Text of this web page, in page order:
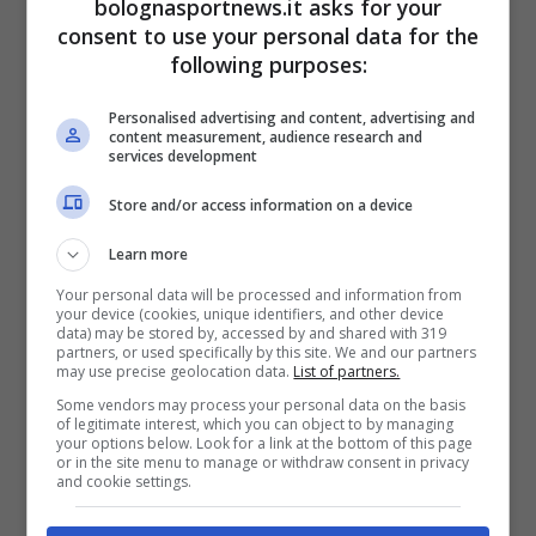
Per me sbaglia Meraviglia
mandarlo al VAR in finale di
Coppa Italia) che non
interviene per un gesto
molto più chiaro di quello di
Kalulu su Castellanos come
quello di Beukema su
Gabbia. Il difensore del
Bologna era da rosso.
bolognasportnews.it asks for your
consent to use your personal data for the
following purposes:
Personalised advertising and content, advertising and
content measurement, audience research and
services development
Store and/or access information on a device
Learn more
Your personal data will be processed and information from
your device (cookies, unique identifiers, and other device
data) may be stored by, accessed by and shared with 319
partners, or used specifically by this site. We and our partners
may use precise geolocation data. List of partners.
Some vendors may process your personal data on the basis
of legitimate interest, which you can object to by managing
your options below. Look for a link at the bottom of this page
or in the site menu to manage or withdraw consent in privacy
and cookie settings.